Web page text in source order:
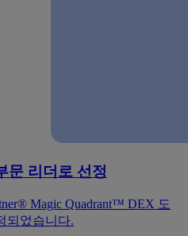
문 리더로 선정
Magic Quadrant™ DEX 도
되었습니다.